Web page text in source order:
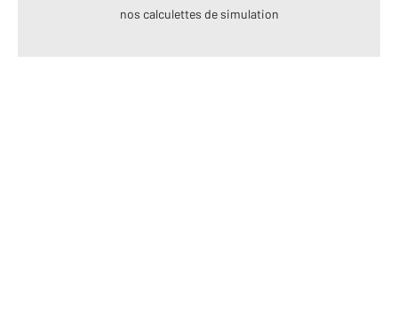
nos calculettes de simulation